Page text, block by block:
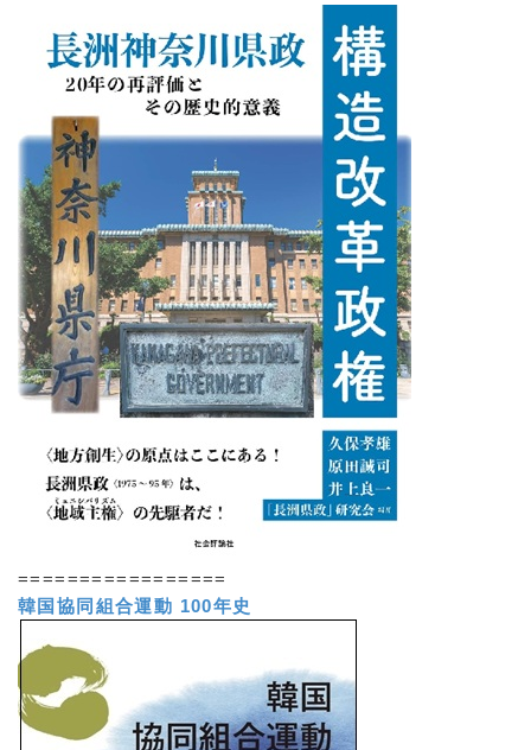
=================
韓国協同組合運動 100年史